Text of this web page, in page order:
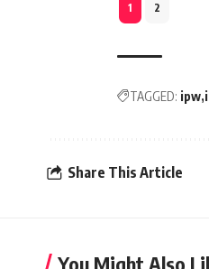
1 2
TAGGED: ipw
Share This Article
You Might Also